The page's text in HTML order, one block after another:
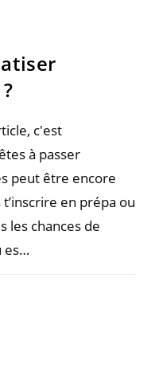
c'est
à passer
peut être encore
en prépa ou
les chances de
es…